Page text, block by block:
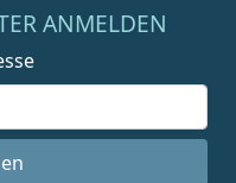
ANMELDEN